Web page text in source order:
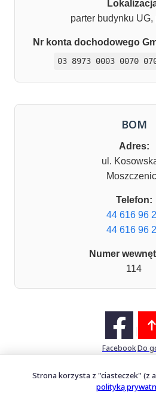
parter budynku UG,
Nr konta dochodowego
03 8973 0003 0070
BOM
Adres:
ul.
Telefon:
44 616 96
44 616 96
Numer
114
FacebookDo
Strona korzysta z "ciasteczek" (z
polityką